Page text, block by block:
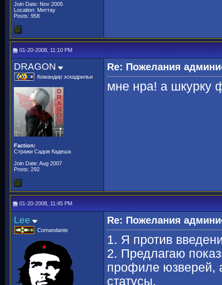
Join Date: Nov 2005
Location: Миттау
Posts: 958
01-20-2008, 11:10 PM
DRAGON
Командир эскадрильи
Faction:
Стражи Садов Кадеша
Join Date: Aug 2007
Posts: 292
Re: Пожелания
мне нра! а шкурку
01-20-2008, 11:45 PM
Lee
Comandante
Re: Пожелания
1. Я против
2. Предлагаю
профиле юзверей,
статусы.